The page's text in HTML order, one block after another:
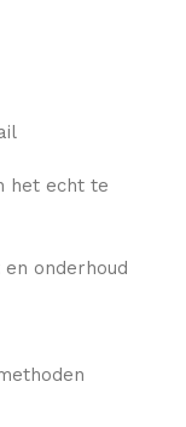
het echt te
onderhoud